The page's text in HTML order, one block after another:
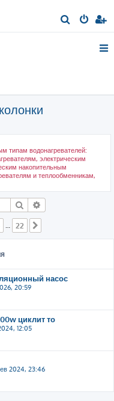
о
типам водонагревателей:
электрическим
накопительным
и теплообменникам,
Поиск
… 22
насос
20:59
циклит то
12:05
2024, 23:46